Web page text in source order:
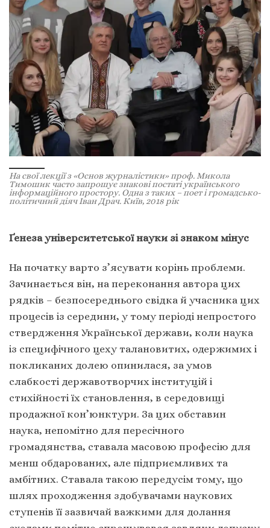
На свої лекції з «Основ журналістики» проф. Микола
Тимошик часто запрошує знакові постаті українського
інформаційного простору. Одна з таких – поет і громадсько-
політичний діяч Іван Драч. Київ, 2018 рік
Ґенеза університетської науки зі знаком мінус
На початку варто з’ясувати корінь проблеми.
Зачинається він, на переконання автора цих
рядків – безпосереднього свідка й учасника цих
процесів із середини, у тому періоді непростого
ствердження Української держави, коли наука
із специфічного цеху талановитих, одержимих і
покликаних долею опинилася, за умов
слабкості державотворчих інституцій і
стихійності їх становлення, в середовищі
продажної кон’юнктури. За цих обставин
наука, непомітно для пересічного
громадянства, ставала масовою професію для
менш обдарованих, але підприємливих та
амбітних. Ставала такою передусім тому, що
шлях проходження здобувачами наукових
ступенів її зазвичай важкими для долання